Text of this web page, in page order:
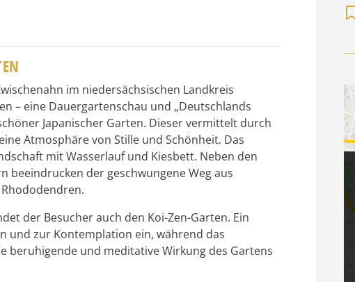
im niedersächsischen Landkreis
– eine Dauergartenschau und „Deutschlands
Japanischer Garten. Dieser vermittelt durch
Atmosphäre von Stille und Schönheit. Das
mit Wasserlauf und Kiesbett. Neben den
beeindrucken der geschwungene Weg aus
der Besucher auch den Koi-Zen-Garten. Ein
und zur Kontemplation ein, während das
beruhigende und meditative Wirkung des Gartens